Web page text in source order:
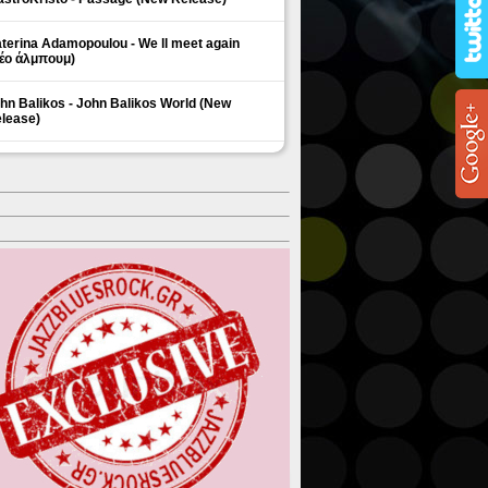
Adamopoulou - We ll meet again
άλμπουμ)
Balikos - John Balikos World (New